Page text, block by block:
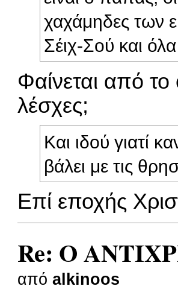
χαχάμηδες των
Σέιχ-Σού και
Φαίνεται από το
λέσχες;
Και ιδού γιατί
βάλει με τις
Επί εποχής
Re: Ο
απόalkinoos